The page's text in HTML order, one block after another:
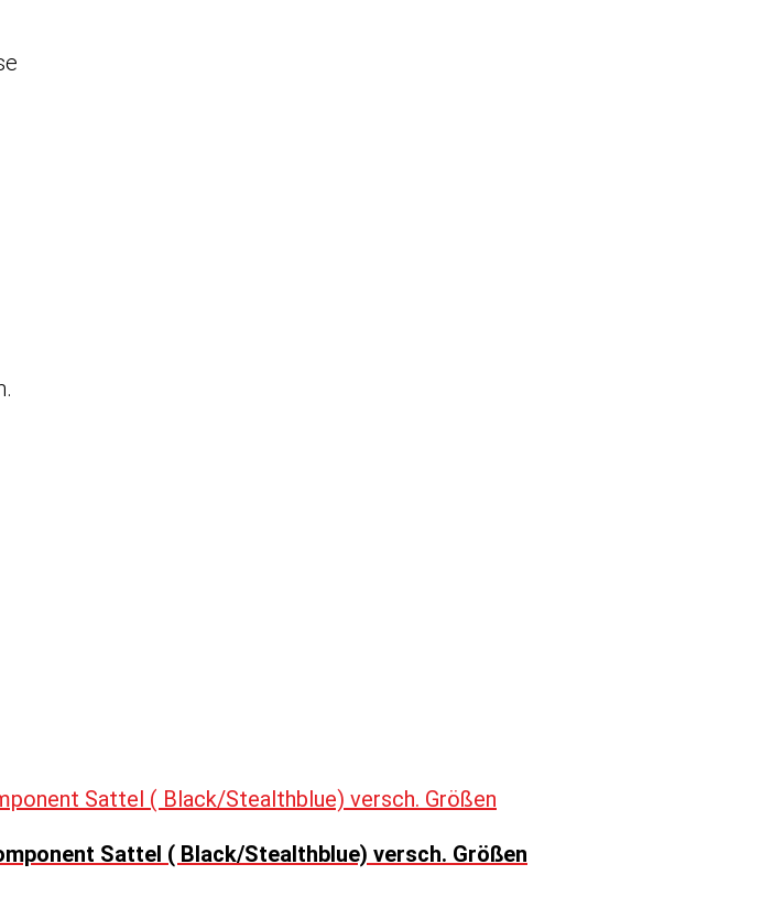
Sattel ( Black/Stealthblue) versch. Größen